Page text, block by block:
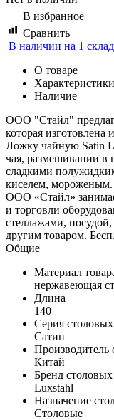
В избранное
Сравнить
В наличии на 1
О товаре
Характеристики
Наличие
ООО "Стайл"
которая
Ложку чайную Satin
чая, размешивании в
сладкими
киселем, мороженым.
ООО «Стайл»
и торговли
стеллажами,
другим товаром.
Общие
Материал
нержавеющая
Длина
140
Серия
Сатин
Производитель
Китай
Бренд
Luxstahl
Назначение
Столовые